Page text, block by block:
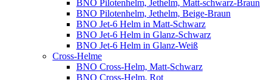
BNO Pilotenhelm, Jethelm, Matt-schwarz-Braun
BNO Pilotenhelm, Jethelm, Beige-Braun
BNO Jet-6 Helm in Matt-Schwarz
BNO Jet-6 Helm in Glanz-Schwarz
BNO Jet-6 Helm in Glanz-Weiß
Cross-Helme
BNO Cross-Helm, Matt-Schwarz
BNO Cross-Helm, Rot